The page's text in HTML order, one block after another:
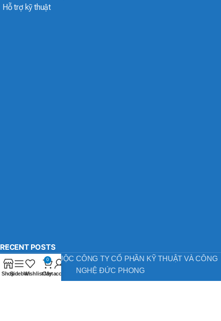
Hỗ trợ kỹ thuật
RECENT POSTS
BẢN QUYỀN THUỘC CÔNG TY CỔ PHẦN KỸ THUẬT VÀ CÔNG
NGHỆ ĐỨC PHONG
ShopSidebarWishlist
0
Cart
My account